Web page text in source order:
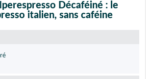
Décaféiné : le
italien, sans caféine